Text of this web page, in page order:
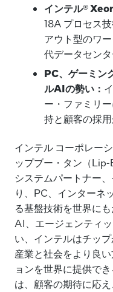
インテル®
18A プロセス
アウト型のワ
代データセン
PC、ゲーミン
ルAIの勢い：
ー・ファミリ
持と顧客の採
インテル コーポレー
ップブー・タン（Lip-
システムパートナー
り、PC、インターネ
る基盤技術を世界に
AI、エージェンティ
い、インテルはチッ
産業と社会をより良
ョンを世界に提供で
は、顧客の期待に応